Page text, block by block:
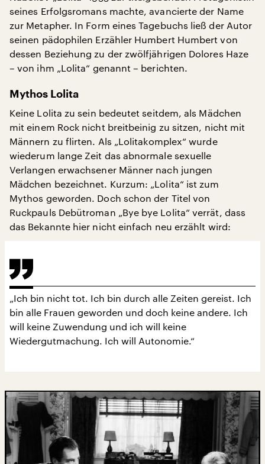
seines Erfolgsromans machte, avancierte der Name
zur Metapher. In Form eines Tagebuchs ließ der Autor
seinen pädophilen Erzähler Humbert Humbert von
dessen Beziehung zu der zwölfjährigen Dolores Haze
– von ihm „Lolita“ genannt – berichten.
Mythos Lolita
Keine Lolita zu sein bedeutet seitdem, als Mädchen
mit einem Rock nicht breitbeinig zu sitzen, nicht mit
Männern zu flirten. Als „Lolitakomplex“ wurde
wiederum lange Zeit das abnormale sexuelle
Verlangen erwachsener Männer nach jungen
Mädchen bezeichnet. Kurzum: „Lolita“ ist zum
Mythos geworden. Doch schon der Titel von
Ruckpauls Debütroman „Bye bye Lolita“ verrät, dass
das Bekannte hier nicht einfach neu erzählt wird:
„Ich bin nicht tot. Ich bin durch alle Zeiten gereist. Ich
bin alle Frauen geworden und doch keine andere. Ich
will keine Zuwendung und ich will keine
Wiedergutmachung. Ich will Autonomie.“